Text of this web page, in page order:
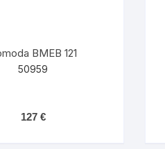
BMEB 121
50959
127 €